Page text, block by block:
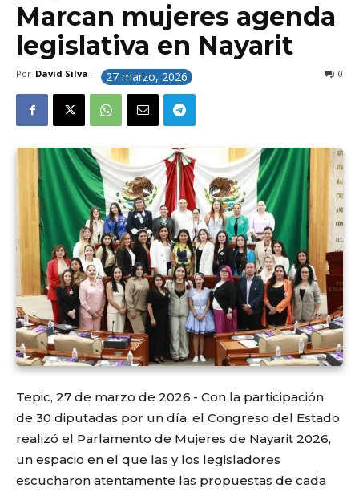
Marcan mujeres agenda
legislativa en Nayarit
Por David Silva - 27 marzo, 2026 0
Tepic, 27 de marzo de 2026.- Con la participación
de 30 diputadas por un día, el Congreso del Estado
realizó el Parlamento de Mujeres de Nayarit 2026,
un espacio en el que las y los legisladores
escucharon atentamente las propuestas de cada